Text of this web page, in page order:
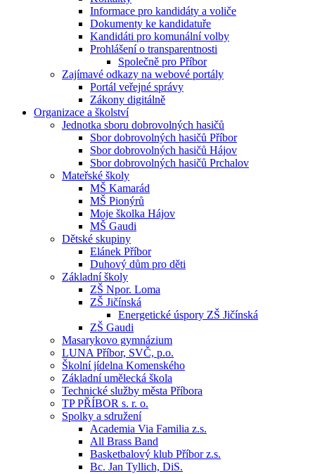
Informace pro kandidáty a voliče
Dokumenty ke kandidatuře
Kandidáti pro komunální volby
Prohlášení o transparentnosti
Společně pro Příbor
Zajímavé odkazy na webové portály
Portál veřejné správy
Zákony digitálně
Organizace a školství
Jednotka sboru dobrovolných hasičů
Sbor dobrovolných hasičů Příbor
Sbor dobrovolných hasičů Hájov
Sbor dobrovolných hasičů Prchalov
Mateřské školy
MŠ Kamarád
MŠ Pionýrů
Moje školka Hájov
MŠ Gaudi
Dětské skupiny
Elánek Příbor
Duhový dům pro děti
Základní školy
ZŠ Npor. Loma
ZŠ Jičínská
Energetické úspory ZŠ Jičínská
ZŠ Gaudi
Masarykovo gymnázium
LUNA Příbor, SVČ, p.o.
Školní jídelna Komenského
Základní umělecká škola
Technické služby města Příbora
TP PŘÍBOR s. r. o.
Spolky a sdružení
Academia Via Familia z.s.
All Brass Band
Basketbalový klub Příbor z.s.
Bc. Jan Tyllich, DiS.